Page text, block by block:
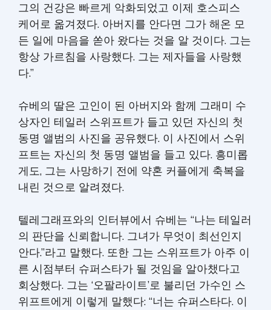
그의 건강은 빠르게 악화되었고 이제 호스피스
케어로 옮겨졌다. 아버지를 안다면 그가 해온 모
든 일에 마음을 쏟아 왔다는 것을 알 것이다. 그는
항상 가르침을 사랑했다. 그는 제자들을 사랑했
다.”
슈베의 딸은 고인이 된 아버지와 함께 그래미 수
상자인 테일러 스위프트가 들고 있던 자신의 첫
동명 앨범의 사진을 공유했다. 이 사진에서 스위
프트는 자신의 첫 동명 앨범을 들고 있다. 흥미롭
게도, 그는 사망하기 전에 약혼 커플에게 축복을
내린 것으로 알려졌다.
텔레그래프와의 인터뷰에서 슈베는 “나는 테일러
의 판단을 신뢰합니다. 그녀가 무엇이 최선인지
안다.”라고 말했다. 또한 그는 스위프트가 아주 이
른 시점부터 슈퍼스타가 될 것임을 알아챘다고
회상했다. 그는 ‘오팔라이트’로 불리던 가수인 스
위프트에게 이렇게 말했다: “너는 슈퍼스타다. 이